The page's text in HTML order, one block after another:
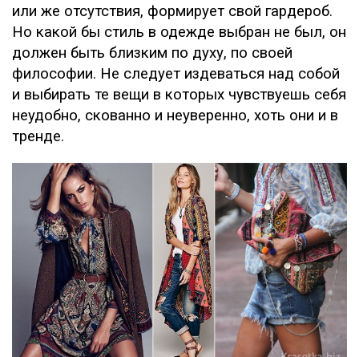
или же отсутствия, формирует свой гардероб.
Но какой бы стиль в одежде выбран не был, он
должен быть близким по духу, по своей
философии. Не следует издеваться над собой
и выбирать те вещи в которых чувствуешь себя
неудобно, скованно и неуверенно, хоть они и в
тренде.